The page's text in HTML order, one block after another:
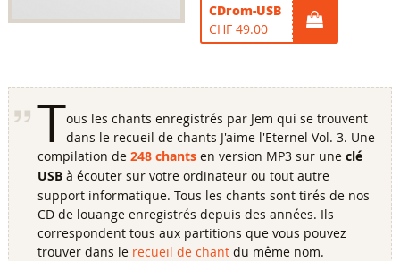
CDrom-USB
CHF 49.00
Tous les chants enregistrés par Jem qui se trouvent
dans le recueil de chants J'aime l'Eternel Vol. 3. Une
compilation de 248 chantsen version MP3 sur une clé
USBà écouter sur votre ordinateur ou tout autre
support informatique. Tous les chants sont tirés de nos
CD de louange enregistrés depuis des années. Ils
correspondent tous aux partitions que vous pouvez
trouver dans le recueil de chantdu même nom.